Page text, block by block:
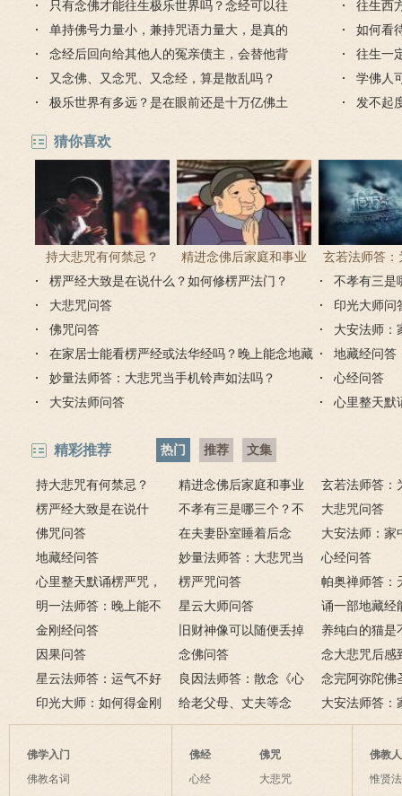
吗？
只有念佛才能往生极乐世界吗？念经可以往
生吗？
单持佛号力量小，兼持咒语力量大，是真的
吗？
念经后回向给其他人的冤亲债主，会替他背
业障吗？
又念佛、又念咒、又念经，算是散乱吗？
极乐世界有多远？是在眼前还是十万亿佛土
件是什
往生西
生吗？
如何看
识？
往生一
德吗？
学佛人
法？
发不起
猜你喜欢
持大悲咒有何禁忌？
精进念佛后家庭和事业
为何会出现很多逆缘？
玄若法师答：
里持大悲咒
楞严经大致是在说什么？如何修楞严法门？
不孝有三是
大悲咒问答
印光大师问
佛咒问答
大安法师：
在家居士能看楞严经或法华经吗？晚上能念地藏
经吗？
地藏经问答
妙量法师答：大悲咒当手机铃声如法吗？
心经问答
大安法师问答
心里整天默
精彩推荐 热门 推荐 文集
持大悲咒有何禁忌？
精进念佛后家庭和事业
为何会出现很多逆缘？
玄若法师答：
里持大悲咒会
楞严经大致是在说什
么？如何修楞严法门？
不孝有三是哪三个？不
孝有三的含义是什么？
大悲咒问答
佛咒问答
在夫妻卧室睡着后念
佛，有罪吗？
大安法师：家
佛像应如何摆
地藏经问答
妙量法师答：大悲咒当
手机铃声如法吗？
心经问答
心里整天默诵楞严咒，
方式对不对？
楞严咒问答
帕奥禅师答：
阳眼的人是否
禅法？
明一法师答：晚上能不
能上香？为什么拜佛会
哭？这是流泪佛？
星云大师问答
诵一部地藏经
向给在世去世
吗？
金刚经问答
旧财神像可以随便丢掉
吗？该怎么处理？
养纯白的猫是
祥？
因果问答 念佛问答
念大悲咒后感
朵莲花盛开，
吗？
星云法师答：运气不好
时如何转运？
良因法师答：散念《心
经》将近一年，改念《地
藏经》可以吗？
念完阿弥陀佛
是否需要回向
印光大师：如何得金刚
经的真实利益？
给老父母、丈夫等念
《金刚经》、《心经》、
往生咒可以吗？
大安法师答：
成灾怎么办？
佛学入门
佛教名词
佛经
心经
佛咒
大悲咒
佛教
惟贤